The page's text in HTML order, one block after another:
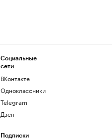
Социальные
сети
ВКонтакте
Одноклассники
Telegram
Дзен
Подписки